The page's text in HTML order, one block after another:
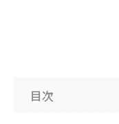
目次